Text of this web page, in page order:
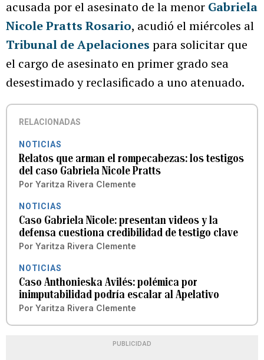
acusada por el asesinato de la menor Gabriela
Nicole Pratts Rosario, acudió el miércoles al
Tribunal de Apelaciones para solicitar que
el cargo de asesinato en primer grado sea
desestimado y reclasificado a uno atenuado.
RELACIONADAS
NOTICIAS
Relatos que arman el rompecabezas: los testigos
del caso Gabriela Nicole Pratts
Por Yaritza Rivera Clemente
NOTICIAS
Caso Gabriela Nicole: presentan videos y la
defensa cuestiona credibilidad de testigo clave
Por Yaritza Rivera Clemente
NOTICIAS
Caso Anthonieska Avilés: polémica por
inimputabilidad podría escalar al Apelativo
Por Yaritza Rivera Clemente
PUBLICIDAD